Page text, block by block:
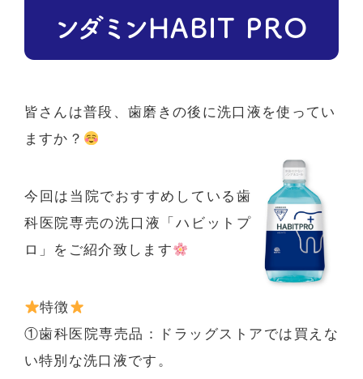
ンダミンHABIT PRO
皆さんは普段、歯磨きの後に洗口液を使ってい
ますか？
今回は当院でおすすめしている歯
科医院専売の洗口液「ハビットプ
ロ」をご紹介致します
特徴
①歯科医院専売品：ドラッグストアでは買えな
い特別な洗口液です。